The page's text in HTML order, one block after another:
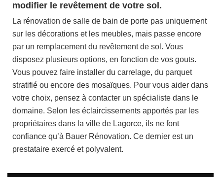
modifier le revêtement de votre sol.
La rénovation de salle de bain de porte pas uniquement
sur les décorations et les meubles, mais passe encore
par un remplacement du revêtement de sol. Vous
disposez plusieurs options, en fonction de vos gouts.
Vous pouvez faire installer du carrelage, du parquet
stratifié ou encore des mosaïques. Pour vous aider dans
votre choix, pensez à contacter un spécialiste dans le
domaine. Selon les éclaircissements apportés par les
propriétaires dans la ville de Lagorce, ils ne font
confiance qu’à Bauer Rénovation. Ce dernier est un
prestataire exercé et polyvalent.